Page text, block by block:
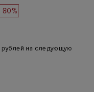
80%
рублей на следующую